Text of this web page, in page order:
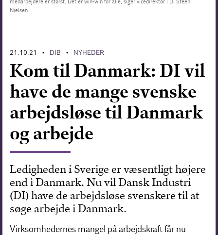
Nielsen.
21.10.21 • DIB • NYHEDER
Kom til Danmark: DI vil
have de mange svenske
arbejdsløse til Danmark
og arbejde
Ledigheden i Sverige er væsentligt højere
end i Danmark. Nu vil Dansk Industri
(DI) have de arbejdsløse svenskere til at
søge arbejde i Danmark.
Virksomhedernes mangel på arbejdskraft får nu